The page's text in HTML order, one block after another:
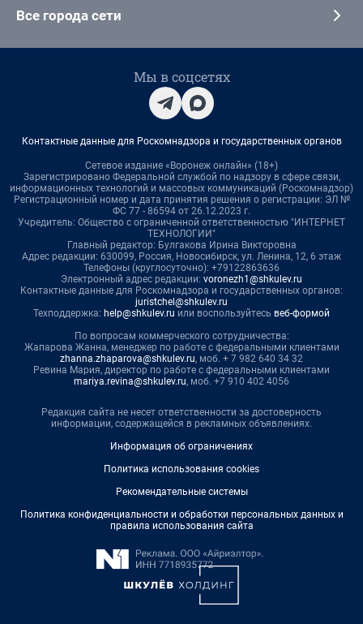
Все города сети
Мы в соцсетях
Контактные данные для Роскомнадзора и государственных органов
Сетевое издание «Воронеж онлайн» (18+)
Зарегистрировано Федеральной службой по надзору в сфере связи,
информационных технологий и массовых коммуникаций (Роскомнадзор)
Регистрационный номер и дата принятия решения о регистрации: ЭЛ №
ФС 77 - 86594 от 26.12.2023 г.
Учредитель: Общество с ограниченной ответственностью "ИНТЕРНЕТ
ТЕХНОЛОГИИ"
Главный редактор: Булгакова Ирина Викторовна
Адрес редакции: 630099, Россия, Новосибирск, ул. Ленина, 12, 6 этаж
Телефоны (круглосуточно): +79122863636
Электронный адрес редакции: voronezh1@shkulev.ru
Контактные данные для Роскомнадзора и государственных органов:
juristchel@shkulev.ru
Техподдержка: help@shkulev.ru или воспользуйтесь веб-формой
По вопросам коммерческого сотрудничества:
Жапарова Жанна, менеджер по работе с федеральными клиентами
zhanna.zhaparova@shkulev.ru, моб. + 7 982 640 34 32
Ревина Мария, директор по работе с федеральными клиентами
mariya.revina@shkulev.ru, моб. +7 910 402 4056
Редакция сайта не несет ответственности за достоверность
информации, содержащейся в рекламных объявлениях.
Информация об ограничениях
Политика использования cookies
Рекомендательные системы
Политика конфиденциальности и обработки персональных данных и
правила использования сайта